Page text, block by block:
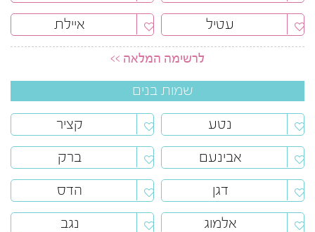
עטיל איילת
לרשימה המלאה >>
שמות בנים
נטע קציר
אבינעם ברק
דגן הדס
אלמוג נגב